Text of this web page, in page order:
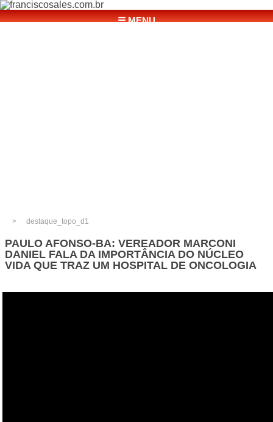
☰ MENU
destaque_topo_d1
PAULO AFONSO-BA: VEREADOR MARCONI
DANIEL FALA DA IMPORTÂNCIA DO NÚCLEO
VIDA QUE TRAZ UM HOSPITAL DE ONCOLOGIA